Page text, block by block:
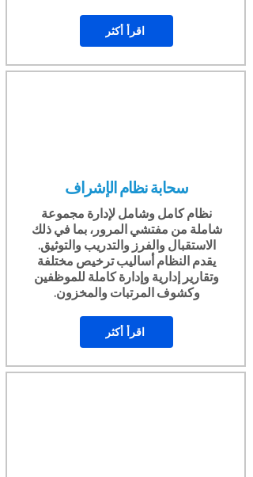
اقرأ أكثر
سحابة نظام الإشراف
نظام كامل وشامل لإدارة مجموعة
شاملة من مفتشي المرور، بما في ذلك
الاستقبال والفرز والتدريب والتوثيق.
يقدم النظام أساليب ترخيص مختلفة
وتقارير إدارية وإدارة كاملة للموظفين
وكشوف المرتبات والمخزون.
اقرأ أكثر